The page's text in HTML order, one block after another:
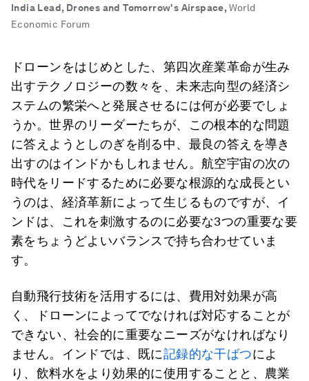
India Lead, Drones and Tomorrow's Airspace, World
Economic Forum
ドローンをはじめとした、第四次産業革命が生み
出すテクノロジーの数々を、未来志向型の経済シ
ステムの繁栄へと発展させるには何が必要でしょ
うか。世界のリーダーたちが、この根本的な問題
に答えようとしのぎを削る中、最良の答えを導き
出すのはインドかもしれません。航空宇宙の次の
時代をリードするために必要な根源的な成長とい
うのは、経済革新によって生じるものですが、イ
ンドは、これを刺激するのに必要な3つの重要な要
素をちょうどよいバランスで持ち合わせていま
す。
自動飛行技術を活用するには、費用対効果が高
く、ドローンによってでなければ対応することが
できない、社会的に重要なニーズがなければなり
ません。インドでは、既に記録的な干ばつによ
り、飲料水をより効果的に使用することと、農業